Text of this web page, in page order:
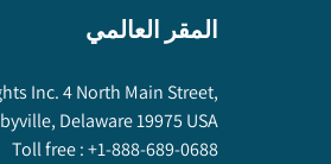
المقر العالمي
Inc. 4 North Main Street,
Delaware 19975 USA
Toll free :+1-888-689-0688